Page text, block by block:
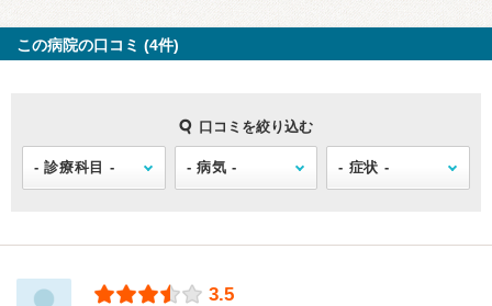
この病院の口コミ (4件)
口コミを絞り込む
3.5